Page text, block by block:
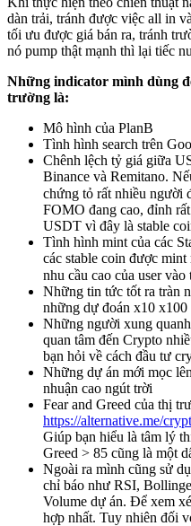
dàn trải, tránh được việc all in
tối ưu được giá bán ra, tránh
nó pump thật mạnh thì lại tiếc
Những indicator mình dùng
trường là:
Mô hình của PlanB
Tình hình search trên
Chênh lệch tỷ giá giữa
Binance và Remitano.
chứng tỏ rất nhiều người
FOMO đang cao, đỉnh
USDT vì đây là stable
Tình hình mint của các
các stable coin được
nhu cầu cao của user
Những tin tức tốt ra tràn
những dự đoán x10
Những người xung
quan tâm đến Crypto
bạn hỏi về cách đầu tư
Những dự án mới mọc
nhuận cao ngút trời
Fear and Greed của thị
https://alternative.me/
Giúp bạn hiểu là tâm lý
Greed > 85 cũng là một
Ngoài ra mình cũng sử
chỉ báo như RSI,
Volume dự án. Để xem
hợp nhất. Tuy nhiên đối